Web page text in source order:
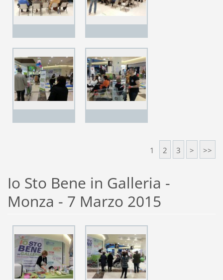
1 2 3 > >>
Io Sto Bene in Galleria -
Monza - 7 Marzo 2015